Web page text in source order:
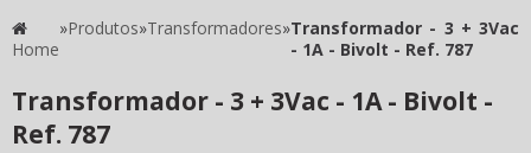
Home
»Produtos»Transformadores»Transformador - 3 + 3Vac
- 1A - Bivolt - Ref. 787
Transformador - 3 + 3Vac - 1A - Bivolt -
Ref. 787